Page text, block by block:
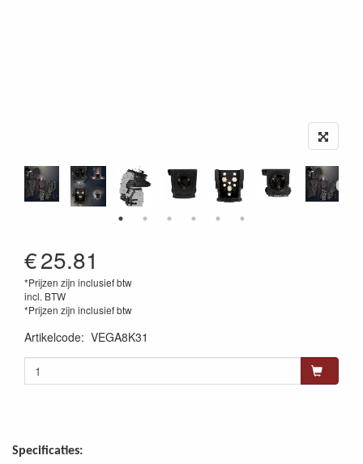
€25.81
*Prijzen zijn inclusief btw
incl. BTW
*Prijzen zijn inclusief btw
Artikelcode: VEGA8K31
Specificaties: